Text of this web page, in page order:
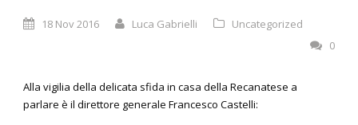
18 Nov 2016 Luca Gabrielli
Uncategorized
0
Alla vigilia della delicata sfida in casa della Recanatese a
parlare è il direttore generale Francesco Castelli: